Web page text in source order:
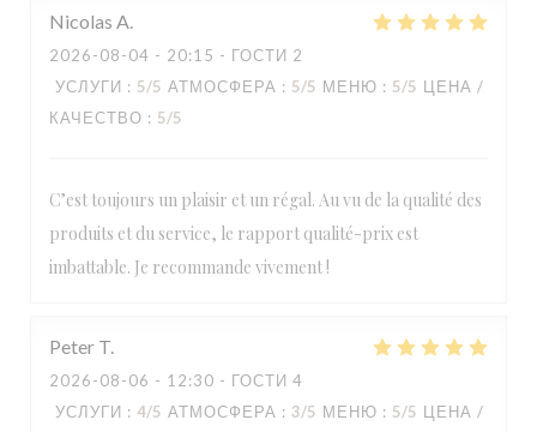
Nicolas A
2026-08-04 - 20:15 - ГОСТИ 2
УСЛУГИ : 5/5 АТМОСФЕРА : 5/5 МЕНЮ : 5/5 ЦЕНА /
КАЧЕСТВО : 5/5
C’est toujours un plaisir et un régal. Au vu de la qualité des
produits et du service, le rapport qualité-prix est
imbattable. Je recommande vivement !
Peter T
2026-08-06 - 12:30 - ГОСТИ 4
УСЛУГИ : 4/5 АТМОСФЕРА : 3/5 МЕНЮ : 5/5 ЦЕНА /